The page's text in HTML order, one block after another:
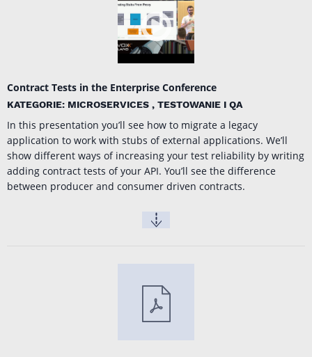
Contract Tests in the Enterprise Conference
KATEGORIE: MICROSERVICES , TESTOWANIE I QA
In this presentation you’ll see how to migrate a legacy
application to work with stubs of external applications. We’ll
show different ways of increasing your test reliability by writing
adding contract tests of your API. You’ll see the difference
between producer and consumer driven contracts.